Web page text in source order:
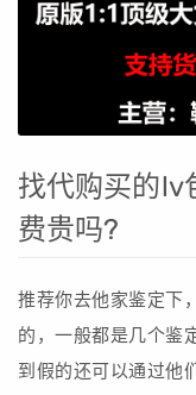
找代购买的lv
费贵吗?
推荐你去他家鉴定下
的，一般都是几个鉴
到假的还可以通过他